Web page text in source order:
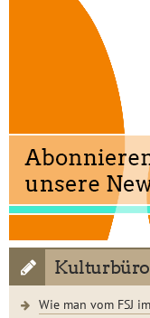
Wie man vom FSJ